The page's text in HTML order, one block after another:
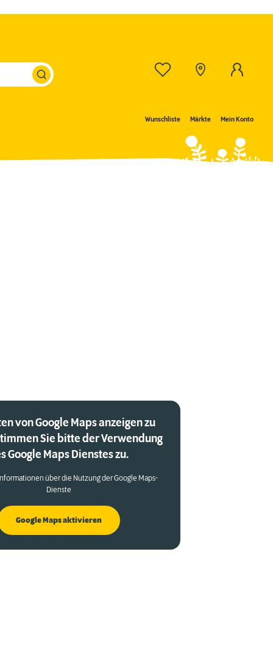
Wunschliste Märkte Mein Konto
von Google Maps anzeigen zu
Sie bitte der Verwendung
Google Maps Dienstes zu.
über die Nutzung der Google Maps-
Dienste
Google Maps aktivieren